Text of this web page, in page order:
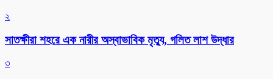
২
সাতক্ষীরা শহরে এক নারীর অস্বাভাবিক মৃত্যু, গলিত লাশ উদ্ধার
৩